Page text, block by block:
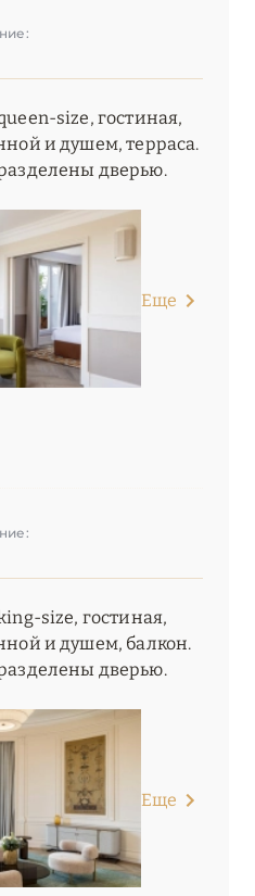
size, гостиная,
и душем, терраса.
дверью.
Еще
size, гостиная,
и душем, балкон.
дверью.
Еще